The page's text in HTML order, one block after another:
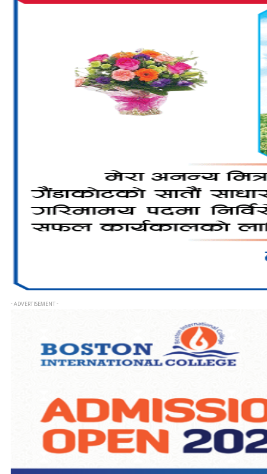
- ADVERTISEMENT -